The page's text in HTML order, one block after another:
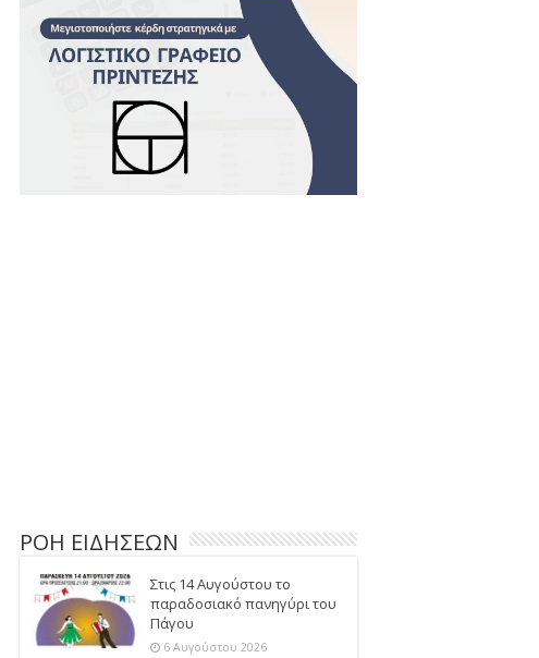
ΡΟΗ ΕΙΔΗΣΕΩΝ
Στις 14 Αυγούστου το
παραδοσιακό πανηγύρι του
Πάγου
6 Αυγούστου 2026